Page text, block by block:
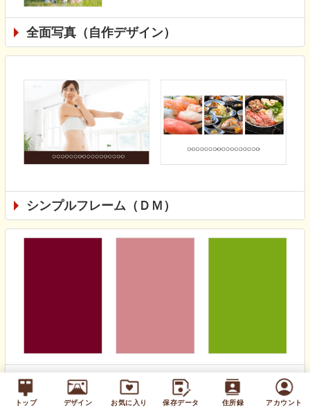
トップ デザイン お気に入り 保存データ 住所録 アカウント
全面写真（自作デザイン）
シンプルフレーム（ＤＭ）
無地カラー（通年）